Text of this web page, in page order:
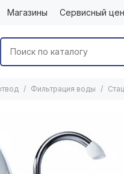
Магазины Сервисный
Фильтрация воды